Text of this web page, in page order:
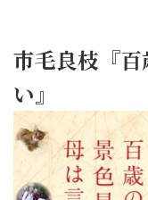
市毛良枝『
い』